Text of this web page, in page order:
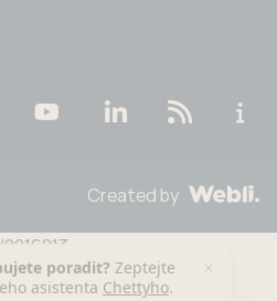
Created by
poradit? Zeptejte
asistenta Chettyho.